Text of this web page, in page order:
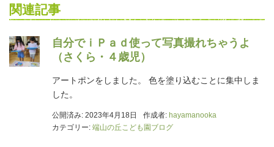
関連記事
自分でｉＰａｄ使って写真撮れちゃうよ
（さくら・４歳児）
アートポンをしました。 色を塗り込むことに集中しま
した。
公開済み: 2023年4月18日 作成者: hayamanooka
カテゴリー: 端山の丘こども園ブログ